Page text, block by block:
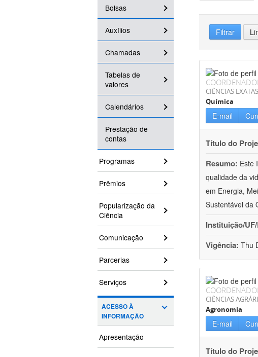
Bolsas
Auxílios
Chamadas
Tabelas de
valores
Calendários
Prestação de
contas
Programas
Prêmios
Popularização da
Ciência
Comunicação
Parcerias
Serviços
ACESSO À
INFORMAÇÃO
Apresentação
Filtrar
CIÊNCIAS
Química
E-mail
Título do
Resumo: Este
qualidade da
em Energia,
Sustentável da
Instituição/
Vigência: Thu
CIÊNCIAS
Agronomia
E-mail
Título do